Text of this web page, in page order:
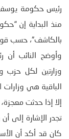
رئيس حكومة يوسف
منذ البداية إن
بالكاشف”، حسب
وأوضح النائب أن
الباقية هي
إلا إذا حدثت
تجدر الإشارة إلى
كان قد أكد أن